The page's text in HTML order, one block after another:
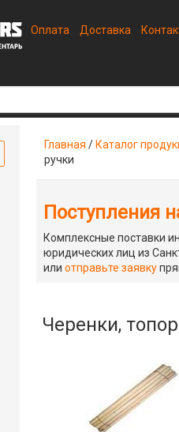
Оплата Доставка
Главная / Каталог
ручки
Поступления
Комплексные поставки
юридических лиц из
илиотправьте заявку
Черенки,